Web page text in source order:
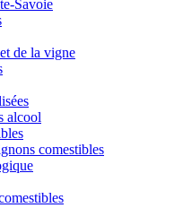
Savoie
de la vigne
alcool
comestibles